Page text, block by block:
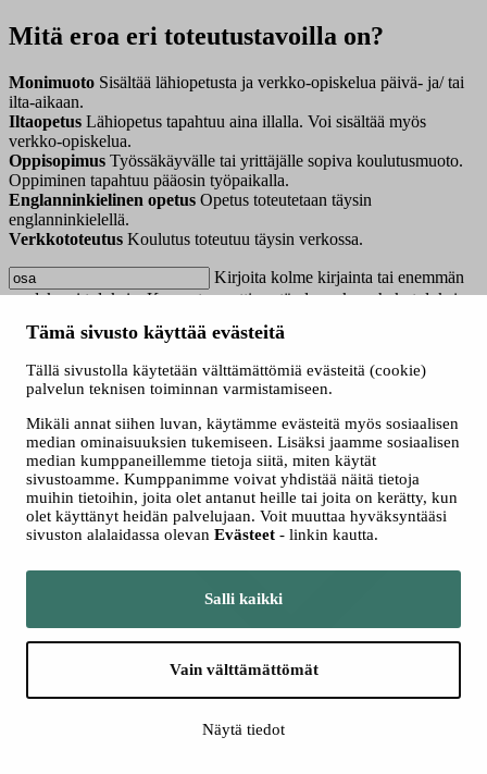
Tämä sivusto käyttää evästeitä
Tällä sivustolla käytetään välttämättömiä evästeitä (cookie)
palvelun teknisen toiminnan varmistamiseen.
Mikäli annat siihen luvan, käytämme evästeitä myös sosiaalisen
median ominaisuuksien tukemiseen. Lisäksi jaamme sosiaalisen
median kumppaneillemme tietoja siitä, miten käytät
sivustoamme. Kumppanimme voivat yhdistää näitä tietoja
muihin tietoihin, joita olet antanut heille tai joita on kerätty, kun
olet käyttänyt heidän palvelujaan. Voit muuttaa hyväksyntääsi
sivuston alalaidassa olevan Evästeet - linkin kautta.
Salli kaikki
Vain välttämättömät
Näytä tiedot
Mitä eroa eri toteutustavoilla on?
Monimuoto Sisältää lähiopetusta ja verkko-opiskelua päivä- ja/ tai
ilta-aikaan.
Iltaopetus Lähiopetus tapahtuu aina illalla. Voi sisältää myös
verkko-opiskelua.
Oppisopimus Työssäkäyvälle tai yrittäjälle sopiva koulutusmuoto.
Oppiminen tapahtuu pääosin työpaikalla.
Englanninkielinen opetus Opetus toteutetaan täysin
englanninkielellä.
Verkkototeutus Koulutus toteutuu täysin verkossa.
Kirjoita kolme kirjainta tai enemmän
saadaksesi tuloksia. Kun automaattisen täydennyksen hakutuloksia
valintaan. Kosketuslaitteiden käyttäjille, tutki koskettamalla tai
Näytä vain nyt haussa olevat
Valitse hakutapa
Kaikki
Jatkuva haku
Yhteishaku